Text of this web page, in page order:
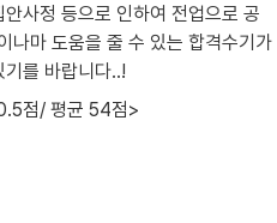
사정 등으로 인하여 전업으로 공
나마 도움을 줄 수 있는 합격수기가
를 바랍니다..!
점/ 평균 54점>